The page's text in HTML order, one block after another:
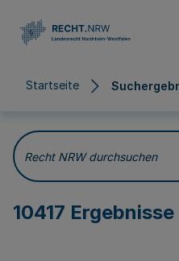
Startseite
Recht NRW durchsuchen
10417 Ergebnisse